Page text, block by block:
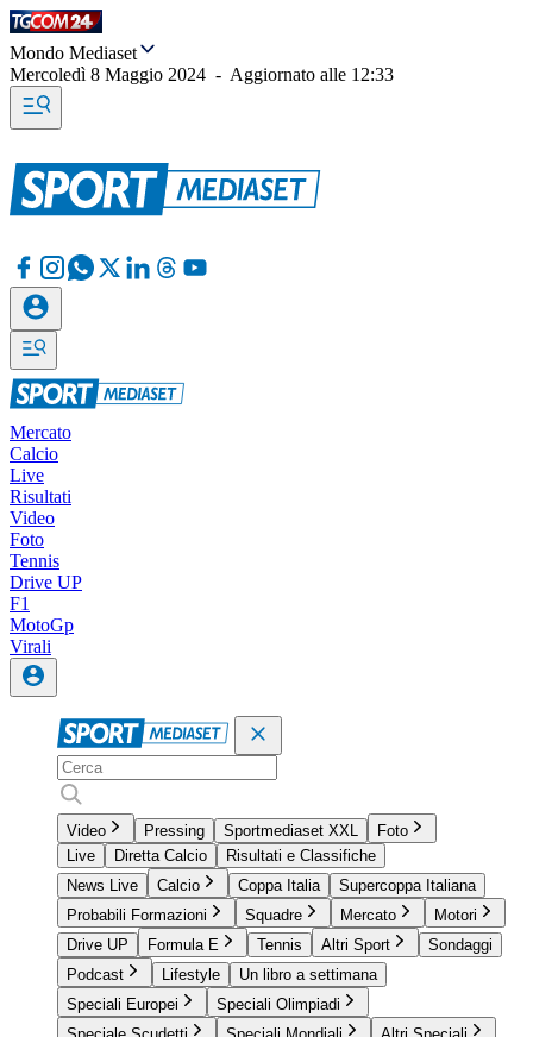
Mondo Mediaset
Mercoledì 8 Maggio 2024 - Aggiornato alle 12:33
Mercato
Calcio
Live
Risultati
Video
Foto
Tennis
Drive UP
F1
MotoGp
Virali
Video Pressing Sportmediaset XXL
Foto
Live
Diretta Calcio
Risultati e Classifiche
News Live
Calcio Coppa Italia
Supercoppa Italiana
Probabili Formazioni
Squadre Mercato
Motori
Drive UP
Formula E Tennis Altri Sport
Sondaggi
Podcast
Lifestyle
Un libro a settimana
Speciali Europei
Speciali Olimpiadi